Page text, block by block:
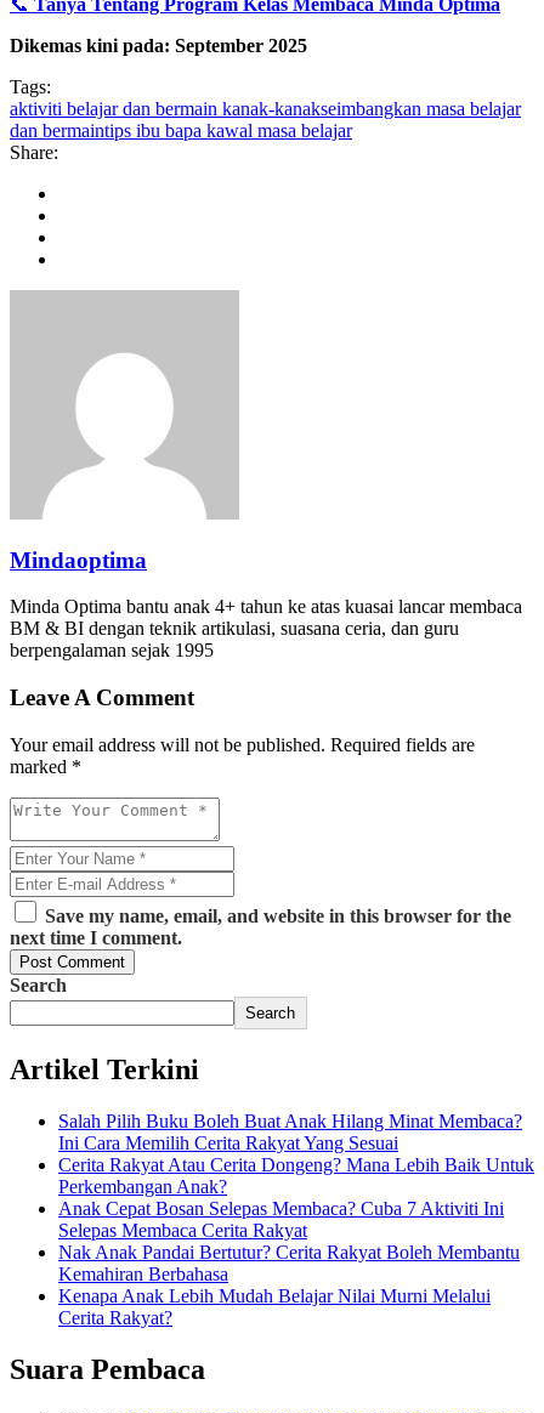
📞 Tanya Tentang Program Kelas Membaca Minda Optima
Dikemas kini pada: September 2025
Tags:
aktiviti belajar dan bermain kanak-kanakseimbangkan masa belajar
dan bermaintips ibu bapa kawal masa belajar
Share:
Mindaoptima
Minda Optima bantu anak 4+ tahun ke atas kuasai lancar membaca
BM & BI dengan teknik artikulasi, suasana ceria, dan guru
berpengalaman sejak 1995
Leave A Comment
Your email address will not be published. Required fields are
marked *
Save my name, email, and website in this browser for the
next time I comment.
Post Comment
Search
Search
Artikel Terkini
Salah Pilih Buku Boleh Buat Anak Hilang Minat Membaca?
Ini Cara Memilih Cerita Rakyat Yang Sesuai
Cerita Rakyat Atau Cerita Dongeng? Mana Lebih Baik Untuk
Perkembangan Anak?
Anak Cepat Bosan Selepas Membaca? Cuba 7 Aktiviti Ini
Selepas Membaca Cerita Rakyat
Nak Anak Pandai Bertutur? Cerita Rakyat Boleh Membantu
Kemahiran Berbahasa
Kenapa Anak Lebih Mudah Belajar Nilai Murni Melalui
Cerita Rakyat?
Suara Pembaca